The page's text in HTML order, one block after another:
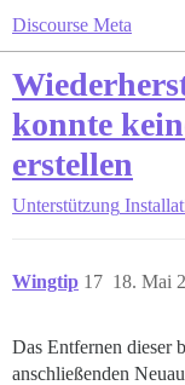
Discourse Meta
konnte
erstellen
Unterstützung
Wingtip 18. Mai
17
Das Entfernen dieser
anschließenden